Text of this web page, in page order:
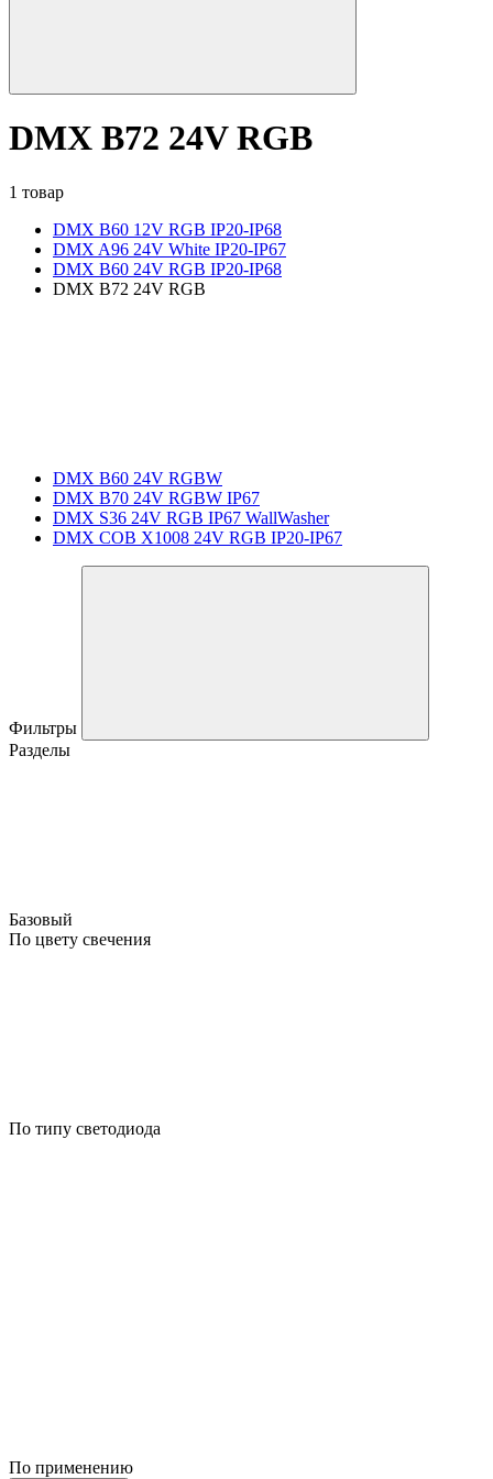
DMX B72 24V RGB
1 товар
DMX B60 12V RGB IP20-IP68
DMX A96 24V White IP20-IP67
DMX B60 24V RGB IP20-IP68
DMX B72 24V RGB
DMX B60 24V RGBW
DMX B70 24V RGBW IP67
DMX S36 24V RGB IP67 WallWasher
DMX COB X1008 24V RGB IP20-IP67
Фильтры
Разделы
Базовый
По цвету свечения
По типу светодиода
По применению